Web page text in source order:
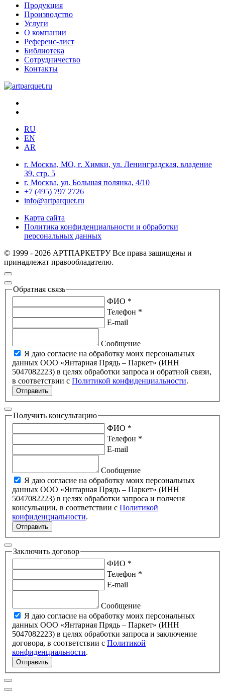
Продукция
Производство
Услуги
О компании
Референс-лист
Библиотека
Сотрудничество
Контакты
RU
EN
AR
г. Москва, МО, г. Химки, ул. Ленинградская, владение
39, стр. 5
г. Москва, ул. Большая полянка, 4/10
+7 (495) 797 2726
info@artparquet.ru
Карта сайта
Политика конфиденциальности и обработки
персональных данных
© 1999 - 2026 АРТПАРКЕТРУ Все права защищены и
принадлежат правообладателю.
Обратная связь
ФИО *
Телефон *
E-mail
Сообщение
Я даю согласие на обработку моих персональных
данных ООО «Янтарная Прядь – Паркет» (ИНН
5047082223) в целях обработки запроса и обратной связи,
в соответствии с Политикой конфиденциальности.
Отправить
Получить консультацию
ФИО *
Телефон *
E-mail
Сообщение
Я даю согласие на обработку моих персональных
данных ООО «Янтарная Прядь – Паркет» (ИНН
5047082223) в целях обработки запроса и полченя
консульации, в соответствии с Политикой
конфиденциальности.
Отправить
Заключить договор
ФИО *
Телефон *
E-mail
Сообщение
Я даю согласие на обработку моих персональных
данных ООО «Янтарная Прядь – Паркет» (ИНН
5047082223) в целях обработки запроса и заключение
договора, в соответствии с Политикой
конфиденциальности.
Отправить